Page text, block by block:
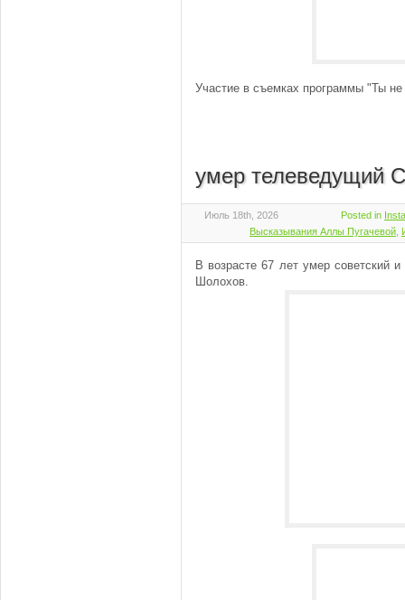
Участие в съемках программы "Ты
умер телеведущий
Июль 18th, 2026 Posted in
Высказывания Аллы Пугачевой
В возрасте 67 лет умер советский
Шолохов.